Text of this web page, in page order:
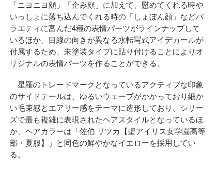
「ニヨニヨ顔」「企み顔」に加えて、慰めてくれる時や
いっしょに落ち込んでくれる時の「しょぼん顔」などバ
ラエティに富んだ4種の表情パーツがラインナップして
いるほか、目線の向きが異なる水転写式アイデカールが
付属するため、未塗装タイプに貼り付けることによりオ
リジナルの表情パーツを作ることができる。
星羅のトレードマークとなっているアクティブな印象
のサイドテールは、ゆるいウェーブがかかっており細か
い毛束感とエアリー感をテーマに造形しており、シリー
ズで最も複雑に表現されたヘアスタイルとなっているほ
か、ヘアカラーは「佐伯 リツカ【聖アイリス女学園高等
部・夏服】」と同色の鮮やかなイエローを採用してい
る。